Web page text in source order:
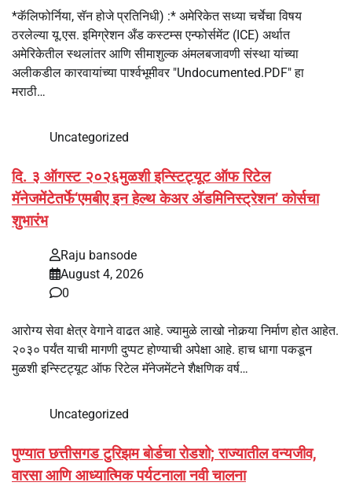
*कॅलिफोर्निया, सॅन होजे प्रतिनिधी) :* अमेरिकेत सध्या चर्चेचा विषय
ठरलेल्या यू.एस. इमिग्रेशन अँड कस्टम्स एन्फोर्समेंट (ICE) अर्थात
अमेरिकेतील स्थलांतर आणि सीमाशुल्क अंमलबजावणी संस्था यांच्या
अलीकडील कारवायांच्या पार्श्वभूमीवर "Undocumented.PDF" हा
मराठी…
Uncategorized
दि. ३ ऑगस्ट २०२६मुळशी इन्स्टिट्यूट ऑफ रिटेल
मॅनेजमेंटेतर्फे‘एमबीए इन हेल्थ केअर अ‍ॅडमिनिस्ट्रेशन’ कोर्सचा
शुभारंभ
Raju bansode
August 4, 2026
0
आरोग्य सेवा क्षेत्र वेगाने वाढत आहे. ज्यामुळे लाखो नोकर्‍या निर्माण होत आहेत.
२०३० पर्यंत याची मागणी दुप्पट होण्याची अपेक्षा आहे. हाच धागा पकडून
मुळशी इन्स्टिट्यूट ऑफ रिटेल मॅनेजमेंटने शैक्षणिक वर्ष…
Uncategorized
पुण्यात छत्तीसगड टुरिझम बोर्डचा रोडशो; राज्यातील वन्यजीव,
वारसा आणि आध्यात्मिक पर्यटनाला नवी चालना